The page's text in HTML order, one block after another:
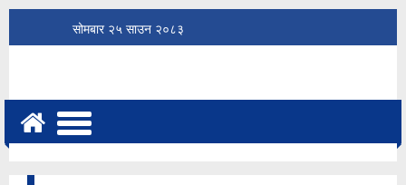
सोमबार २५ साउन २०८३